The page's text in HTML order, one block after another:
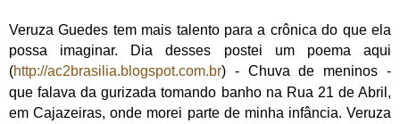
Veruza Guedes tem mais talento para a crônica do que ela
possa imaginar. Dia desses postei um poema aqui
(http://ac2brasilia.blogspot.com.br) - Chuva de meninos -
que falava da gurizada tomando banho na Rua 21 de Abril,
em Cajazeiras, onde morei parte de minha infância. Veruza